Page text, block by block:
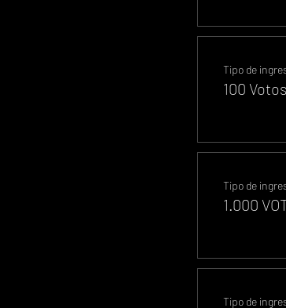
Tipo de
100 Votos
Tipo de
1.000
Tipo de